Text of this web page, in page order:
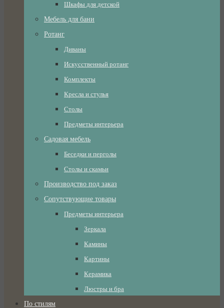
Шкафы для детской
Мебель для бани
Ротанг
Диваны
Искусственный ротанг
Комплекты
Кресла и стулья
Столы
Предметы интерьера
Садовая мебель
Беседки и перголы
Столы и скамьи
Производство под заказ
Сопутствующие товары
Предметы интерьера
Зеркала
Камины
Картины
Керамика
Люстры и бра
По стилям